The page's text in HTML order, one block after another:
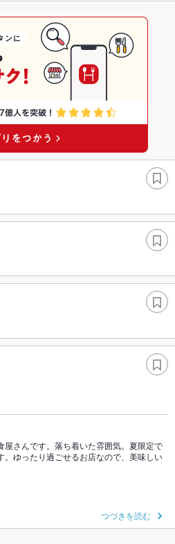
さんです。落ち着いた雰囲気。夏限定で
ゆったり過ごせるお店なので、美味しい
つづきを読む